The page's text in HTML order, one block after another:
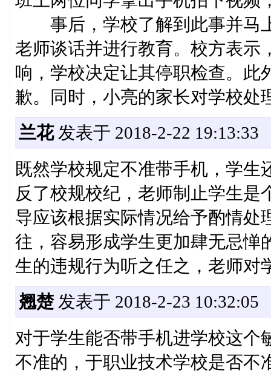
事后，学校了解到此事并马
老师谈话并进行教育。校方表示
响，学校决定让其停职检查。此
歉。同时，小亮的家长对学校处
兰花发表于 2018-2-22 19:13:33
既然学校规定不准带手机，学
反了校规校纪，老师制止学生
导应该根据实际情况给予酌情处
往，容易形成学生更加肆无忌惮
生的违规行为听之任之，老师对
翘楚发表于 2018-2-23 10:32:05
对于学生能否带手机进学校这个
不准的，于职业技术学校是否不